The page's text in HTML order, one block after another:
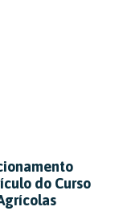
do Curso